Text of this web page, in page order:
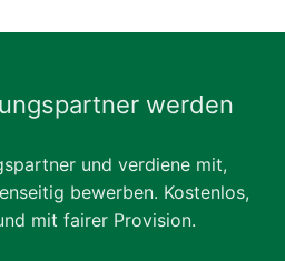
werden
und verdiene mit,
bewerben. Kostenlos,
mit fairer Provision.